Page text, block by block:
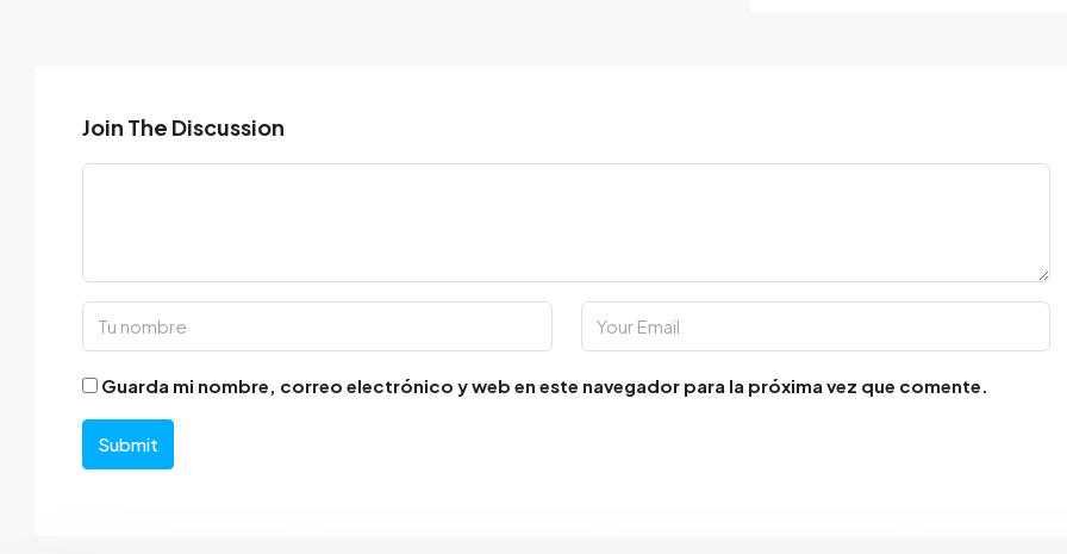
Join The Discussion
Guarda mi nombre, correo electrónico y web en este navegador para la próxima vez que comente.
Submit